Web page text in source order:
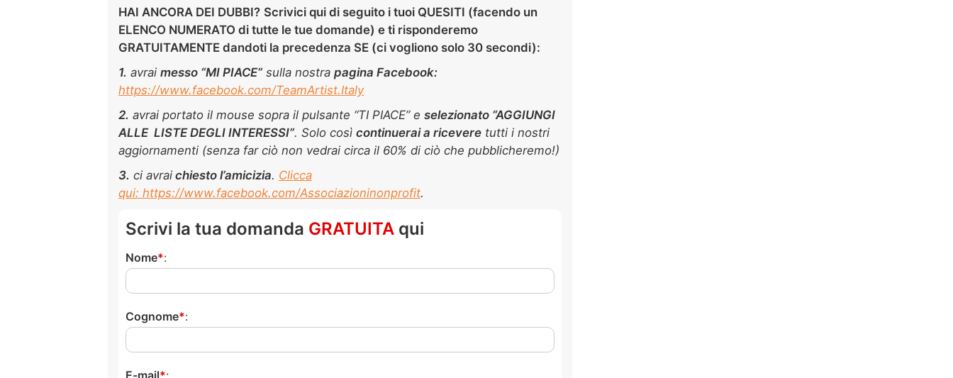
HAI ANCORA DEI DUBBI? Scrivici qui di seguito i tuoi QUESITI (facendo un
ELENCO NUMERATO di tutte le tue domande) e ti risponderemo
GRATUITAMENTE dandoti la precedenza SE (ci vogliono solo 30 secondi):
1. avrai messo “MI PIACE” sulla nostra pagina Facebook:
https://www.facebook.com/TeamArtist.Italy
2. avrai portato il mouse sopra il pulsante “TI PIACE” e selezionato “AGGIUNGI
ALLE LISTE DEGLI INTERESSI”. Solo così continuerai a ricevere tutti i nostri
aggiornamenti (senza far ciò non vedrai circa il 60% di ciò che pubblicheremo!)
3. ci avrai chiesto l’amicizia. Clicca
qui: https://www.facebook.com/Associazioninonprofit.
Scrivi la tua domanda GRATUITA qui
Nome :
Cognome :